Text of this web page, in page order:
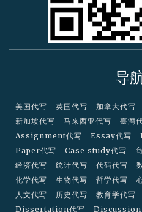
导
美国代写 英国代写 加拿大代写
新加坡代写
马来西亚代写 臺灣
Assignment代写
Essay代写
Paper代写
Case study代写
经济代写
统计代写 代码代写
化学代写
生物代写 哲学代写
人文代写
历史代写 教育学代写
Dissertation代写
Discussion